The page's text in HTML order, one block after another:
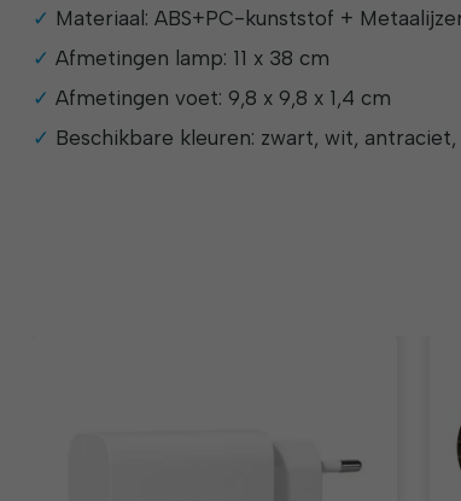
Materiaal: ABS+PC-kunststof +
Afmetingen lamp: 11 x 38 cm
Afmetingen voet: 9,8 x 9,8 x 1,4 cm
Beschikbare kleuren: zwart, wit,